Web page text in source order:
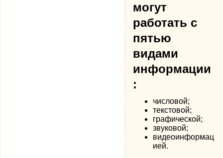
могут
работать с
пятью
видами
информации
:
числовой;
текстовой;
графической;
звуковой;
видеоинформац
ией.